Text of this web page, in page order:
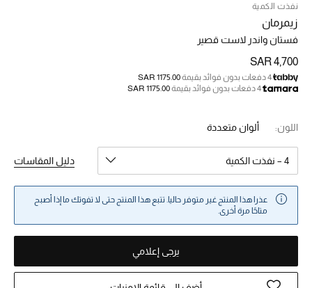
الأطفال
مستلزمات المنزل
المجوهرات
جديد لدينا
نسوقوا أحدث ما وصلنا
النساء
عرض جميع المنتجات
ما وصلنا حديثاً
نفذت الكمية
زيمرمان
فستان واندر لاست قصير
SAR 4,700
4 دفعات بدون فوائد بقيمة
SAR 1175.00
4 دفعات بدون فوائد بقيمة
SAR 1175.00
اللون: ألوان متعددة
4 – نفذت الكمية دليل المقاسات
عذرا هذا المنتج غير متوفر حاليا. تتبع هذا المنتج حتى لا تفوتك ما إذا أصبح
متاحًا مرة أخرى.
يرجى إعلامي